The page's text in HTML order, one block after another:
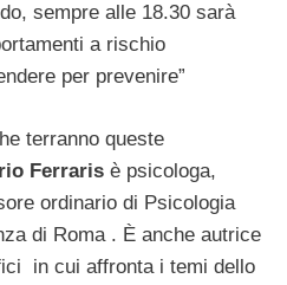
sempre alle 18.30 sarà
a rischio
per prevenire”
terranno queste
Ferraris è psicologa,
ordinario di Psicologia
di Roma . È anche autrice
in cui affronta i temi dello